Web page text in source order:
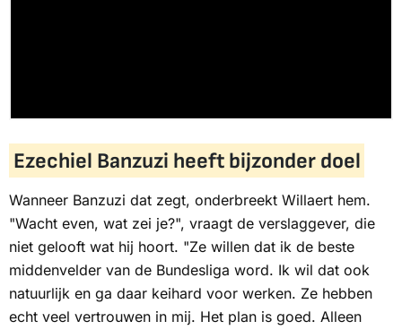
Ezechiel Banzuzi heeft bijzonder doel
Wanneer Banzuzi dat zegt, onderbreekt Willaert hem.
"Wacht even, wat zei je?", vraagt de verslaggever, die
niet gelooft wat hij hoort. "Ze willen dat ik de beste
middenvelder van de Bundesliga word. Ik wil dat ook
natuurlijk en ga daar keihard voor werken. Ze hebben
echt veel vertrouwen in mij. Het plan is goed. Alleen